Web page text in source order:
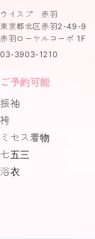
ウイスプ 赤羽
東京都北区赤羽2-49-9
赤羽ローヤルコーポ 1F
03-3903-1210
ご予約可能
振袖
袴
ミセス着物
七五三
浴衣